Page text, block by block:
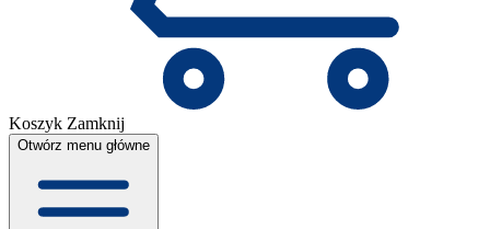
Koszyk Zamknij
Otwórz menu główne